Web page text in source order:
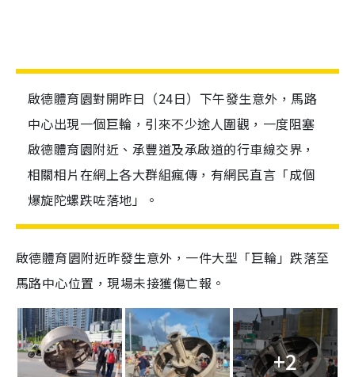
啟德體育園對開昨日（24日）下午發生意外，馬路
中心出現一個巨輪，引來不少途人圍觀，一度阻塞
啟德體育園附近、承豐道及承啟道的行車線交界，
相關相片在網上各大群組瘋傳，有網民直言「成個
爆旋陀螺跌咗落地」。
啟德體育園附近昨發生意外，一件大型「巨輪」跌落至
馬路中心位置，現場未接獲傷亡報。
+2